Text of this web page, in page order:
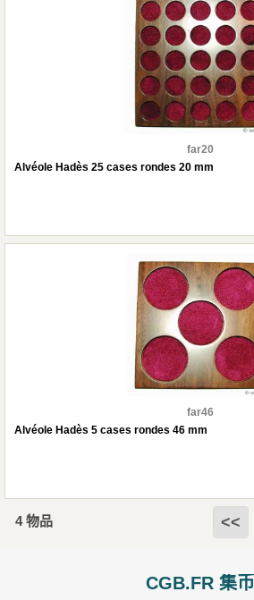
far20
Alvéole Hadès 25 cases rondes 20 mm
far46
Alvéole Hadès 5 cases rondes 46 mm
4 物品 <<
CGB.FR 集币